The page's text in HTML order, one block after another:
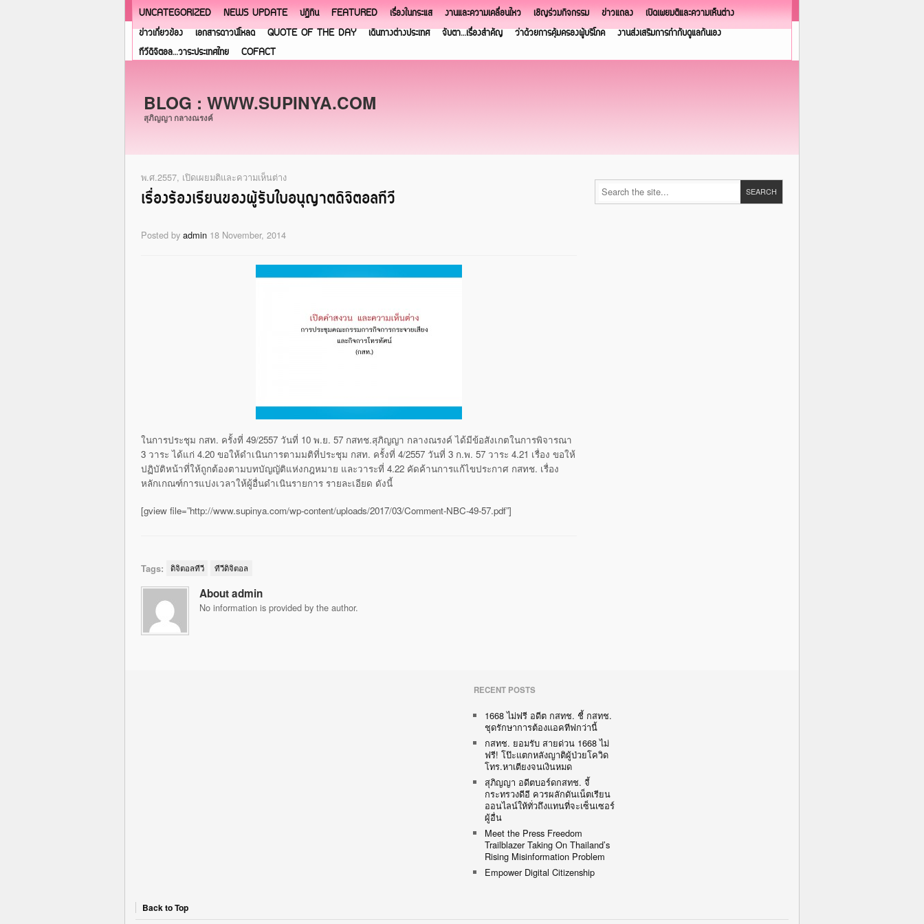
UNCATEGORIZED NEWS UPDATE ปฏิทิน FEATURED เรื่องในกระแส งานและความเคลื่อนไหว เชิญร่วมกิจกรรม ข่าวแถลง
เปิดเผยมติและความเห็นต่าง
ข่าวเกี่ยวข้อง
เอกสารดาวน์โหลด QUOTE OF THE DAY เดินทางต่างประเทศ จับตา…เรื่องสำคัญ ว่าด้วยการคุ้มครองผู้บริโภค
งานส่งเสริมการกำกับดูแลกันเอง
ทีวีดิจิตอล…วาระประเทศไทย
COFACT
BLOG : WWW.SUPINYA.COM
สุภิญญา กลางณรงค์
พ.ศ.2557, เปิดเผยมติและความเห็นต่าง
เรื่องร้องเรียนของผู้รับใบอนุญาตดิจิตอลทีวี
Posted by admin 18 November, 2014
ในการประชุม กสท. ครั้งที่ 49/2557 วันที่ 10 พ.ย. 57 กสทช.สุภิญญา กลางณรงค์ ได้มีข้อสังเกตในการพิจารณา
3 วาระ ได้แก่ 4.20 ขอให้ดำเนินการตามมติที่ประชุม กสท. ครั้งที่ 4/2557 วันที่ 3 ก.พ. 57 วาระ 4.21 เรื่อง ขอให้
ปฏิบัติหน้าที่ให้ถูกต้องตามบทบัญญัติแห่งกฎหมาย และวาระที่ 4.22 คัดค้านการแก้ไขประกาศ กสทช. เรื่อง
หลักเกณฑ์การแบ่งเวลาให้ผู้อื่นดำเนินรายการ รายละเอียด ดังนี้
[gview file=”http://www.supinya.com/wp-content/uploads/2017/03/Comment-NBC-49-57.pdf”]
Tags: ดิจิตอลทีวี ทีวีดิจิตอล
About admin
No information is provided by the author.
RECENT POSTS
1668 ไม่ฟรี อดีต กสทช. ชี้ กสทช.
ชุดรักษาการต้องแอคทีฟกว่านี้
กสทช. ยอมรับ สายด่วน 1668 ไม่
ฟรี! โป๊ะแตกหลังญาติผู้ป่วยโควิด
โทร.หาเตียงจนเงินหมด
สุภิญญา อดีตบอร์ดกสทช. จี้
กระทรวงดีอี ควรผลักดันเน็ตเรียน
ออนไลน์ให้ทั่วถึงแทนที่จะเซ็นเซอร์
ผู้อื่น
Meet the Press Freedom
Trailblazer Taking On Thailand’s
Rising Misinformation Problem
Empower Digital Citizenship
Back to Top